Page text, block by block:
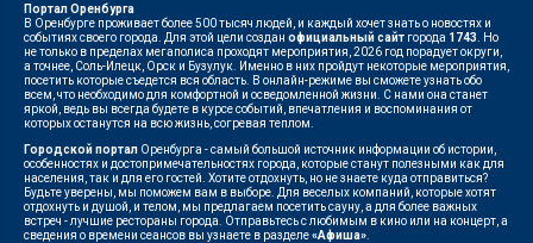
Портал Оренбурга
В Оренбурге проживает более 500 тысяч людей, и каждый хочет знать о новостях и
событиях своего города. Для этой цели создан официальный сайт города 1743 . Но
не только в пределах мегаполиса проходят мероприятия, 2026 год порадует округи,
а точнее, Соль-Илецк, Орск и Бузулук. Именно в них пройдут некоторые мероприятия,
посетить которые съедется вся область. В онлайн-режиме вы сможете узнать обо
всем, что необходимо для комфортной и осведомленной жизни. С нами она станет
яркой, ведь вы всегда будете в курсе событий, впечатления и воспоминания от
которых останутся на всю жизнь, согревая теплом.
Городской портал Оренбурга - самый большой источник информации об истории,
особенностях и достопримечательностях города, которые станут полезными как для
населения, так и для его гостей. Хотите отдохнуть, но не знаете куда отправиться?
Будьте уверены, мы поможем вам в выборе. Для веселых компаний, которые хотят
отдохнуть и душой, и телом, мы предлагаем посетить сауну, а для более важных
встреч - лучшие рестораны города. Отправьтесь с любимым в кино или на концерт, а
сведения о времени сеансов вы узнаете в разделе«Афиша»